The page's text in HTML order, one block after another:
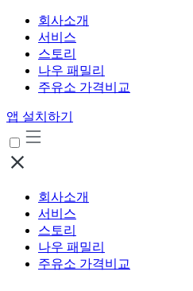
회사소개
서비스
스토리
나우 패밀리
주유소 가격비교
앱 설치하기
회사소개
서비스
스토리
나우 패밀리
주유소 가격비교